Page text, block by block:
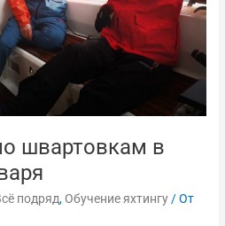
швартовкам в
подряд, Обучение яхтингу / От